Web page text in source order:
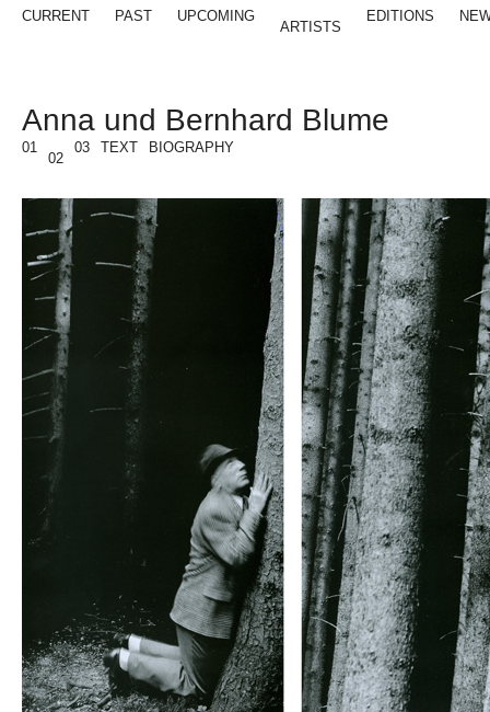
CURRENT PAST UPCOMING
ARTISTS
EDITIONS
Anna und Bernhard Blume
01
02
03 TEXT BIOGRAPHY